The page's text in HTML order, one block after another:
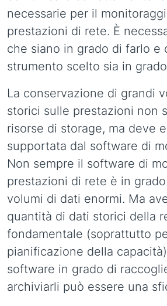
necessarie per il
prestazioni di rete. È
che siano in grado di farlo e
strumento scelto sia in
La conservazione di grandi
storici sulle prestazioni non
risorse di storage, ma deve
supportata dal software di
Non sempre il software di
prestazioni di rete è in
volumi di dati enormi. Ma
quantità di dati storici della
fondamentale (soprattutto
pianificazione della
software in grado di
archiviarli può essere una